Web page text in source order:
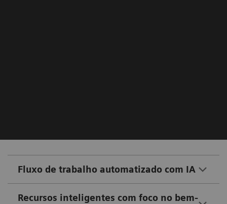
Fluxo de trabalho automatizado com IA
Recursos inteligentes com foco no bem-